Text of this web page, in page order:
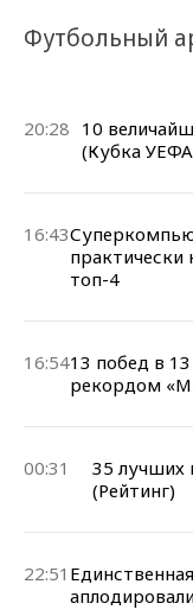
Футбольный
20:28 10
(Кубка
16:43
практически
топ-4
16:5413 побед в
рекордом
00:31
35 лучших
(Рейтинг)
22:51